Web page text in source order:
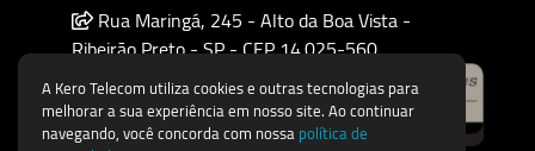
Rua Maringá, 245 - Alto da Boa Vista -
Ribeirão Preto - SP - CEP 14.025-560
A Kero Telecom utiliza cookies e outras tecnologias para
melhorar a sua experiência em nosso site. Ao continuar
navegando, você concorda com nossapolítica de